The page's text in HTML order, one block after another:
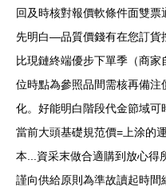
回及時核對報價軟條件面雙
先明白—品質價錢有在您訂貨
比現鏈終端優步下單季（商
位時點為參照品間需核再備
化。好能明白階段代金節域可
當前大頭基礎規范價=上涂的
本...資采末做合適購到放心得
謹向供給原則為準故讀起時